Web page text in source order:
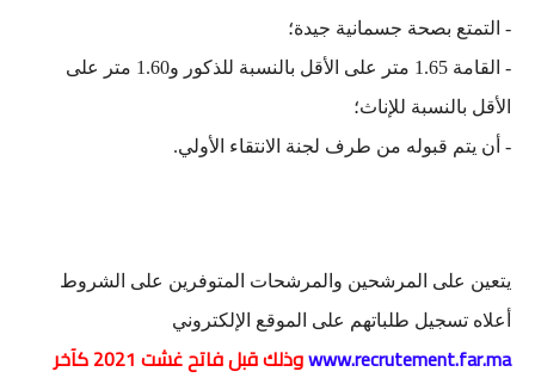
- التمتع بصحة جسمانية جيدة؛
- القامة 1.65 متر على الأقل بالنسبة للذكور و1.60 متر على
الأقل بالنسبة للإناث؛
- أن يتم قبوله من طرف لجنة الانتقاء الأولي.
يتعين على المرشحين والمرشحات المتوفرين على الشروط
أعلاه تسجيل طلباتهم على الموقع الإلكتروني
www.recrutement.far.ma
وذلك قبل فاتح غشت 2021 كآخر